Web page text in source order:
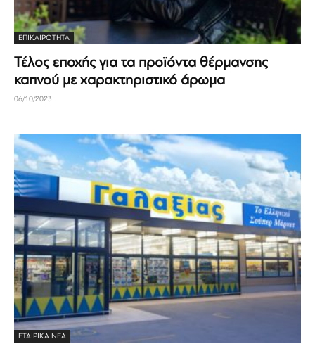
ΕΠΙΚΑΙΡΟΤΗΤΑ
Τέλος εποχής για τα προϊόντα θέρμανσης
καπνού με χαρακτηριστικό άρωμα
06/10/2023
ΕΤΑΙΡΙΚΆ ΝΈΑ